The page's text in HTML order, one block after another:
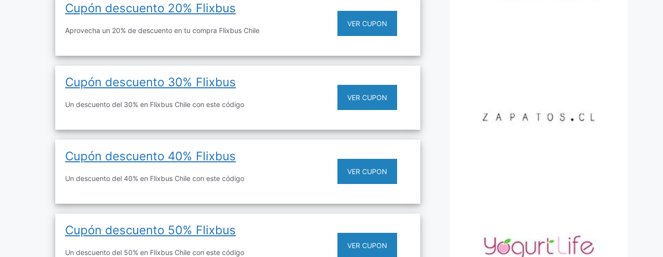
Cupón descuento 20% Flixbus
Aprovecha un 20% de descuento en tu compra Flixbus Chile
VER CUPON
Cupón descuento 30% Flixbus
Un descuento del 30% en Flixbus Chile con este código
VER CUPON
Cupón descuento 40% Flixbus
Un descuento del 40% en Flixbus Chile con este código
VER CUPON
Cupón descuento 50% Flixbus
Un descuento del 50% en Flixbus Chile con este código
VER CUPON